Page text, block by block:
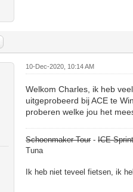
10-Dec-2020, 10:14 AM
Welkom Charles, ik heb
uitgeprobeerd bij ACE te
proberen welke jou het
Schoenmaker Tour-ICE
Tuna
Ik heb niet teveel fietsen, ik